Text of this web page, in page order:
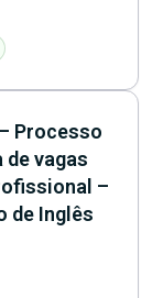
Processo
vagas
–
de Inglês